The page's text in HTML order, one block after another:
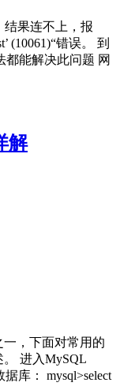
结果连不上，报
(10061)“错误。 到
都能解决此问题 网
解
，下面对常用的
进入MySQL
库： mysql>select